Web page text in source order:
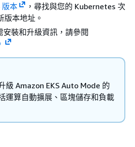
版本
，尋找與您的 Kubernetes 次
版本地址。
安裝和升級資訊，請參閱
級 Amazon EKS Auto Mode 的
運算自動擴展、區塊儲存和負載